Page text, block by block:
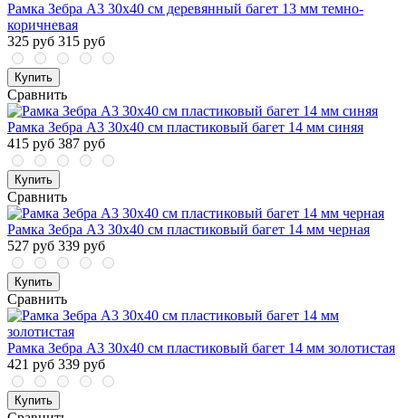
Рамка Зебра А3 30х40 см деревянный багет 13 мм темно-
коричневая
325 руб 315 руб
Купить
Сравнить
Рамка Зебра А3 30х40 см пластиковый багет 14 мм синяя
415 руб 387 руб
Купить
Сравнить
Рамка Зебра А3 30х40 см пластиковый багет 14 мм черная
527 руб 339 руб
Купить
Сравнить
Рамка Зебра А3 30х40 см пластиковый багет 14 мм золотистая
421 руб 339 руб
Купить